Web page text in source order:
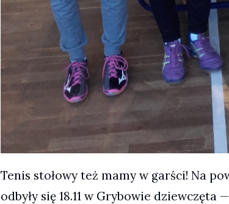
Tenis stołowy też mamy w garści! Na
odbyły się 18.11 w Grybowie